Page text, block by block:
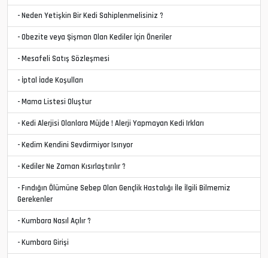
- Neden Yetişkin Bir Kedi Sahiplenmelisiniz ?
- Obezite veya Şişman Olan Kediler İçin Öneriler
- Mesafeli Satış Sözleşmesi
- İptal İade Koşulları
- Mama Listesi Oluştur
- Kedi Alerjisi Olanlara Müjde ! Alerji Yapmayan Kedi Irkları
- Kedim Kendini Sevdirmiyor Isırıyor
- Kediler Ne Zaman Kısırlaştırılır ?
- Fındığın Ölümüne Sebep Olan Gençlik Hastalığı İle İlgili Bilmemiz
Gerekenler
- Kumbara Nasıl Açılır ?
- Kumbara Girişi